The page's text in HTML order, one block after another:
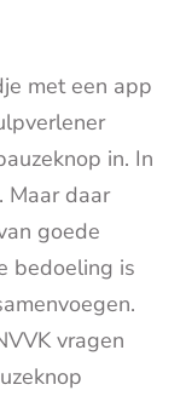
met een app
in. In
Maar daar
goede
bedoeling is
vragen